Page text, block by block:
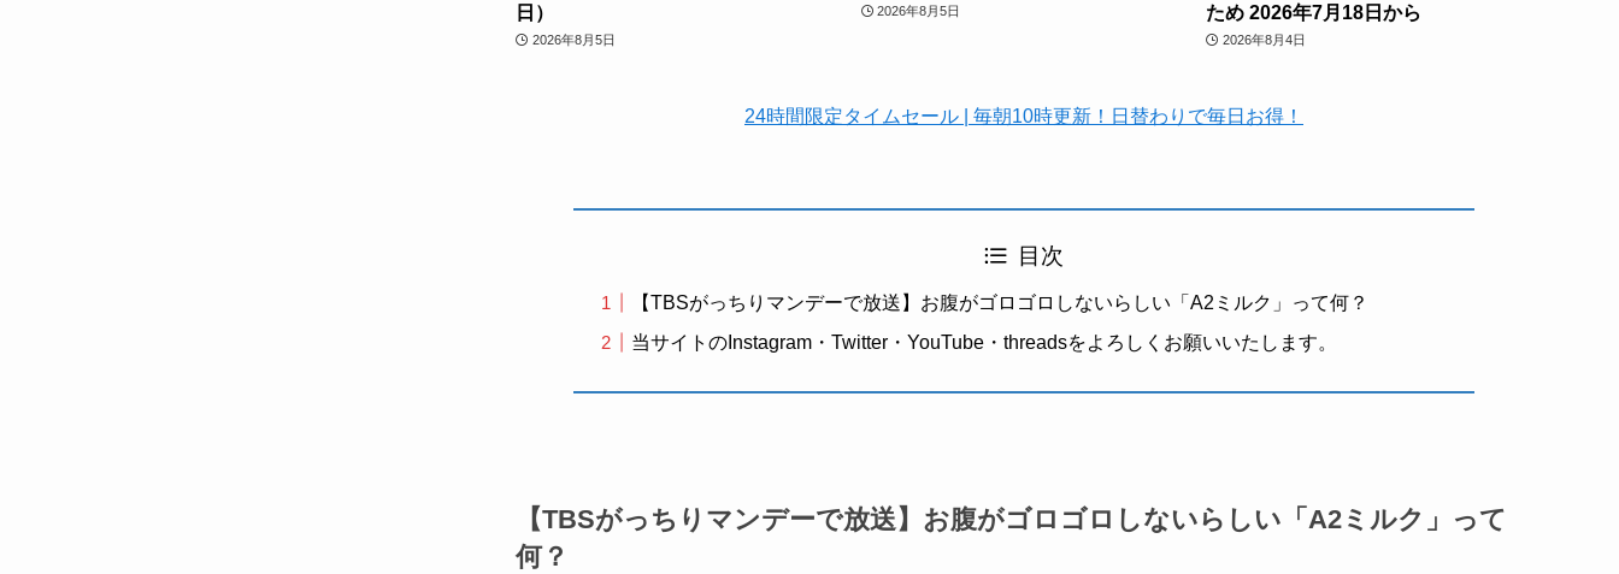
日）
2026年8月5日
2026年8月5日
ため 2026年7月18日から
2026年8月4日
24時間限定タイムセール | 毎朝10時更新！日替わりで毎日お得！
目次
【TBSがっちりマンデーで放送】お腹がゴロゴロしないらしい「A2ミルク」って何？
当サイトのInstagram・Twitter・YouTube・threadsをよろしくお願いいたします。
【TBSがっちりマンデーで放送】お腹がゴロゴロしないらしい「A2ミルク」って
何？